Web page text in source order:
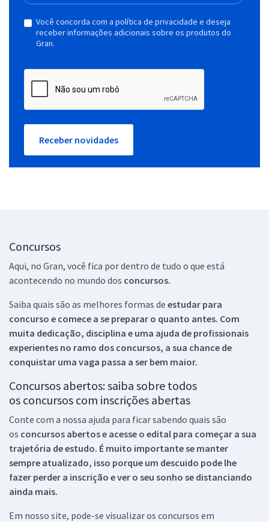
Você concorda com a política de privacidade e deseja
receber informações adicionais sobre os produtos do
Gran.
Receber novidades
Concursos
Aqui, no Gran, você fica por dentro de tudo o que está
acontecendo no mundo dos concursos.
Saiba quais são as melhores formas de estudar para
concurso e comece a se preparar o quanto antes. Com
muita dedicação, disciplina e uma ajuda de profissionais
experientes no ramo dos concursos, a sua chance de
conquistar uma vaga passa a ser bem maior.
Concursos abertos: saiba sobre todos
os concursos com inscrições abertas
Conte com a nossa ajuda para ficar sabendo quais são
os concursos abertos e acesse o edital para começar a sua
trajetória de estudo. É muito importante se manter
sempre atualizado, isso porque um descuido pode lhe
fazer perder a inscrição e ver o seu sonho se distanciando
ainda mais.
Em nosso site, pode-se visualizar os concursos em